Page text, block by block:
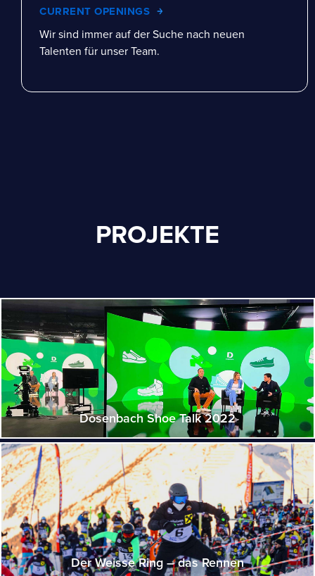
CURRENT OPENINGS
Wir sind immer auf der Suche nach neuen
Talenten für unser Team.
PROJEKTE
Dosenbach Shoe Talk 2022
Der Weisse Ring – das Rennen